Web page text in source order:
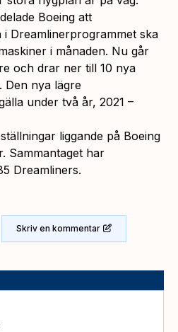
Boeing att
Dreamlinerprogrammet ska
i månaden. Nu går
och drar ner till 10 nya
Den nya lägre
under två år, 2021 –
liggande på Boeing
Sammantaget har
Dreamliners.
Skriv en kommentar